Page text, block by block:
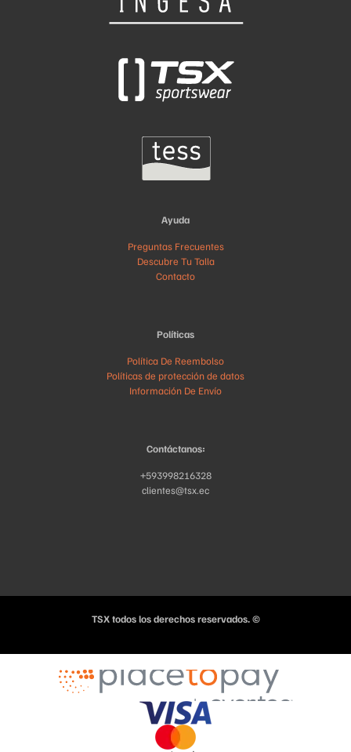
Ayuda
Preguntas Frecuentes
Descubre Tu Talla
Contacto
Políticas
Política De Reembolso
Políticas de protección de datos
Información De Envío
Contáctanos:
+593998216328
clientes@tsx.ec
TSX todos los derechos reservados. ©